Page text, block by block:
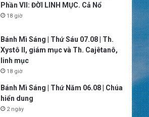
Phần VII: ĐỜI LINH MỤC. Cả Nổ
18 giờ
Bánh Mì Sáng | Thứ Sáu 07.08 | Th.
Xystô II, giám mục và Th. Cajêtanô,
linh mục
18 giờ
Bánh Mì Sáng | Thứ Năm 06.08 | Chúa
hiển dung
2 ngày